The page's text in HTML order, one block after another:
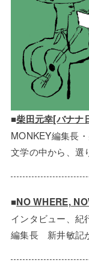
■柴田元幸[バナナ
MONKEY編集長
文学の中から、選
■NO WHERE,
インタビュー、
編集長 新井敏記